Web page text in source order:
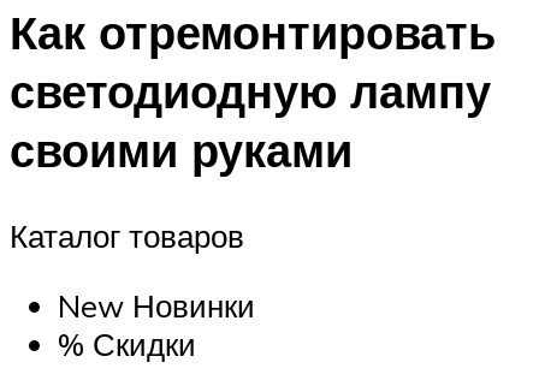
Как отремонтировать
светодиодную лампу
своими руками
Каталог товаров
New Новинки
% Скидки